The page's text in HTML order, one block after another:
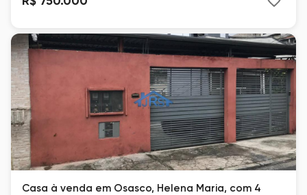
Casa à venda em Osasco, Helena Maria, com 4